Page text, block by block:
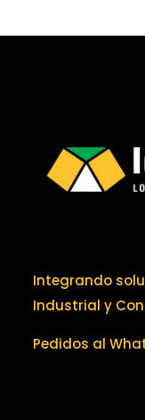
Integrando
Industrial y
Pedidos al